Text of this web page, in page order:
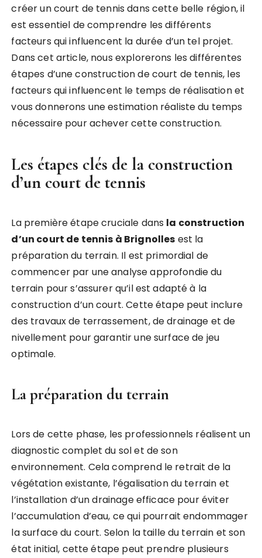
créer un court de tennis dans cette belle région, il
est essentiel de comprendre les différents
facteurs qui influencent la durée d’un tel projet.
Dans cet article, nous explorerons les différentes
étapes d’une construction de court de tennis, les
facteurs qui influencent le temps de réalisation et
vous donnerons une estimation réaliste du temps
nécessaire pour achever cette construction.
Les étapes clés de la construction
d’un court de tennis
La première étape cruciale dans la construction
d’un court de tennis à Brignolles est la
préparation du terrain. Il est primordial de
commencer par une analyse approfondie du
terrain pour s’assurer qu’il est adapté à la
construction d’un court. Cette étape peut inclure
des travaux de terrassement, de drainage et de
nivellement pour garantir une surface de jeu
optimale.
La préparation du terrain
Lors de cette phase, les professionnels réalisent un
diagnostic complet du sol et de son
environnement. Cela comprend le retrait de la
végétation existante, l’égalisation du terrain et
l’installation d’un drainage efficace pour éviter
l’accumulation d’eau, ce qui pourrait endommager
la surface du court. Selon la taille du terrain et son
état initial, cette étape peut prendre plusieurs